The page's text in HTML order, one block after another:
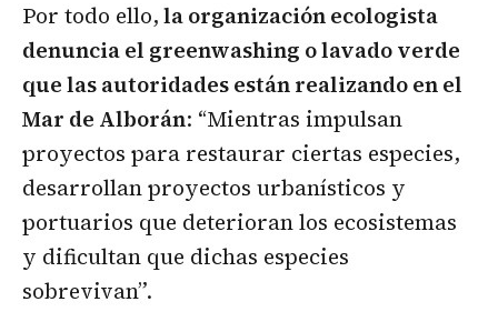
Por todo ello,la organización ecologista
denuncia el greenwashing o lavado verde
que las autoridades están realizando en el
Mar de Alborán: “Mientras impulsan
proyectos para restaurar ciertas especies,
desarrollan proyectos urbanísticos y
portuarios que deterioran los ecosistemas
y dificultan que dichas especies
sobrevivan”.